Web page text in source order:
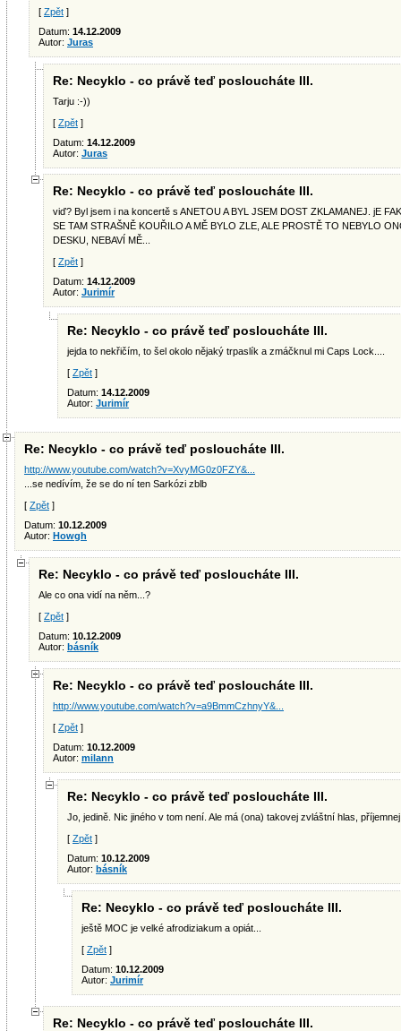
[ Zpět ]
Datum: 14.12.2009
Autor: Juras
Re: Necyklo - co právě teď posloucháte III.
Tarju :-))
[ Zpět ]
Datum: 14.12.2009
Autor: Juras
Re: Necyklo - co právě teď posloucháte III.
viď? Byl jsem i na koncertě s ANETOU A BYL JSEM DOST ZKLAMANEJ. jE
SE TAM STRAŠNĚ KOUŘILO A MĚ BYLO ZLE, ALE PROSTĚ TO NEBYLO
DESKU, NEBAVÍ MĚ...
[ Zpět ]
Datum: 14.12.2009
Autor: Jurimír
Re: Necyklo - co právě teď posloucháte III.
jejda to nekřičím, to šel okolo nějaký trpaslík a zmáčknul mi Caps Lock....
[ Zpět ]
Datum: 14.12.2009
Autor: Jurimír
Re: Necyklo - co právě teď posloucháte III.
http://www.youtube.com/watch?v=XvyMG0z0FZY&...
...se nedívím, že se do ní ten Sarkózi zblb
[ Zpět ]
Datum: 10.12.2009
Autor: Howgh
Re: Necyklo - co právě teď posloucháte III.
Ale co ona vidí na něm...?
[ Zpět ]
Datum: 10.12.2009
Autor: básník
Re: Necyklo - co právě teď posloucháte III.
http://www.youtube.com/watch?v=a9BmmCzhnyY&...
[ Zpět ]
Datum: 10.12.2009
Autor: milann
Re: Necyklo - co právě teď posloucháte III.
Jo, jedině. Nic jiného v tom není. Ale má (ona) takovej zvláštní hlas,
[ Zpět ]
Datum: 10.12.2009
Autor: básník
Re: Necyklo - co právě teď posloucháte III.
ještě MOC je velké afrodiziakum a opiát...
[ Zpět ]
Datum: 10.12.2009
Autor: Jurimír
Re: Necyklo - co právě teď posloucháte III.